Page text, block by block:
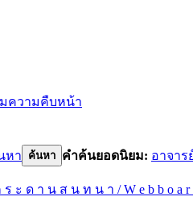
ความคืบหน้า
หา ค้นหา คำค้นยอดนิยม: อาจาร
ร ะ ด า น ส น ท น า / W e b b o a r